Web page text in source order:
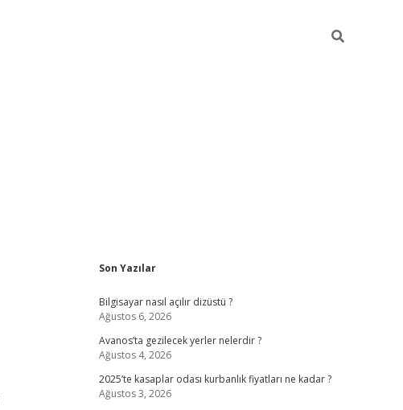
Sidebar
Son Yazılar
Bilgisayar nasıl açılır dizüstü ?
Ağustos 6, 2026
Avanos’ta gezilecek yerler nelerdir ?
Ağustos 4, 2026
2025’te kasaplar odası kurbanlık fiyatları ne kadar ?
Ağustos 3, 2026